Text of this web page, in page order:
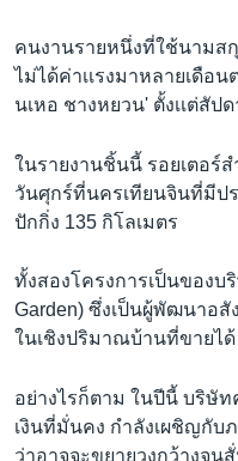
คนงานรายหนึ่งที่ใช้นามสกุ
ไม่ได้ค่าเเรงมาหลายเดือ
นเหอ ชางหยวน' ตั้งเเต่สัป
ในรายงานชิ้นนี้ รอยเตอร์ส
วันศุกร์ที่นครเทียนจินที่มีป
ปักกิ่ง 135 กิโลเมตร
ทั้งสองโครงการเป็นของบ
Garden) ซึ่งเป็นผู้พัฒนาอ
ในเชิงปริมาณบ้านที่ขายได้
อย่างไรก็ตาม ในปีนี้ บริษั
เงินที่มั่นคง กำลังเผชิญกับ
ว่าอาจจะขยายวงกว้างจน